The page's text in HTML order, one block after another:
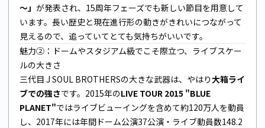
～」 が発表され、15周年フェーズでも新しい節目を用意して
います。長い歴史と現在進行形の動きがきれいにつながって
見えるので、追っていてとても気持ちがいいです。
魅力②：ドームやスタジアム級でこそ際立つ、ライブスケー
ルの大きさ
三代目 J SOUL BROTHERSの大きな武器は、やはり大箱ライ
ブでの強さです。2015年のLIVE TOUR 2015 "BLUE
PLANET"ではライブビューイングを含めて約120万人を動員
し、2017年には年間ドーム公演37公演・ライブ動員数148.2